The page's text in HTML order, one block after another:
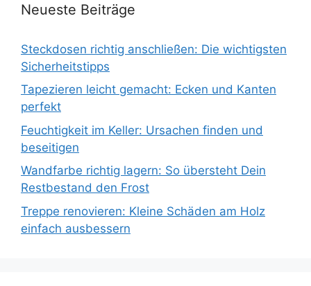
Neueste Beiträge
Steckdosen richtig anschließen: Die wichtigsten
Sicherheitstipps
Tapezieren leicht gemacht: Ecken und Kanten
perfekt
Feuchtigkeit im Keller: Ursachen finden und
beseitigen
Wandfarbe richtig lagern: So übersteht Dein
Restbestand den Frost
Treppe renovieren: Kleine Schäden am Holz
einfach ausbessern